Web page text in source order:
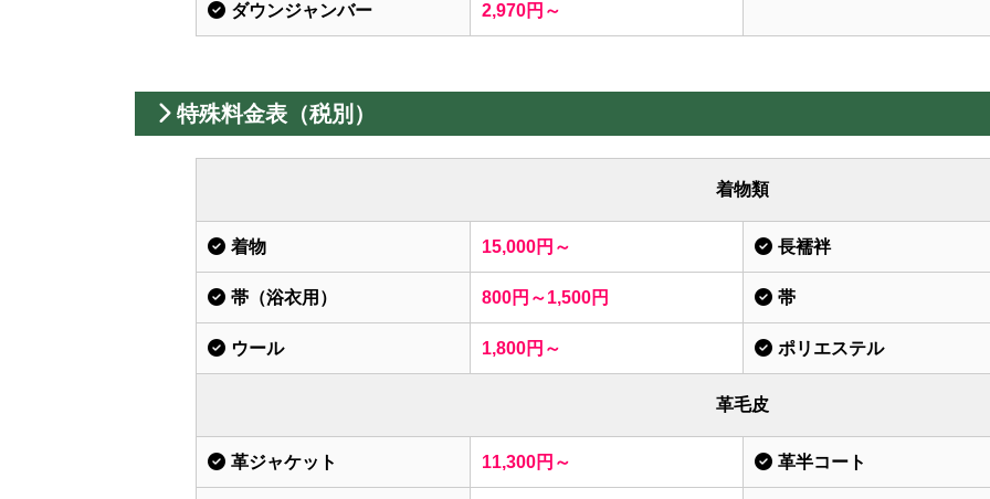
ダウンジャンバー 2,970円～
特殊料金表（税別）
着物類
着物 15,000円～ 長襦袢
帯（浴衣用） 800円～1,500円 帯
ウール 1,800円～ ポリエステル
革毛皮
革ジャケット 11,300円～ 革半コート